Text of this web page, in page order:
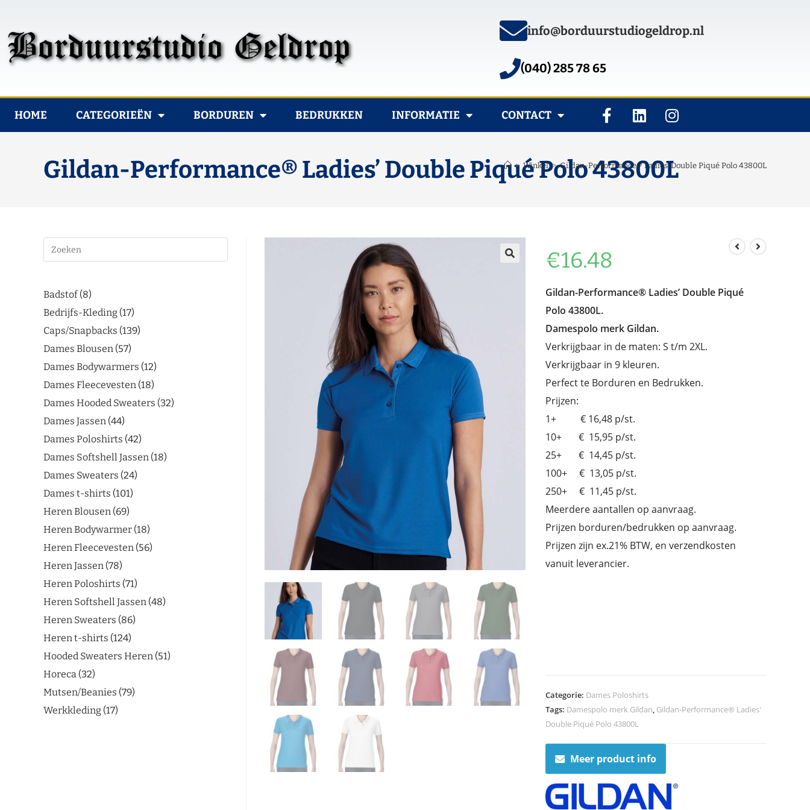
info@borduurstudiogeldrop.nl
(040) 285 78 65
HOME CATEGORIEËN BORDUREN BEDRUKKEN INFORMATIE CONTACT
Gildan-Performance® Ladies’ Double Piqué Polo 43800L
> Winkel > Gildan-Performance® Ladies’ Double Piqué Polo 43800L
€16.48
Gildan-Performance® Ladies’ Double Piqué
Polo 43800L.
Damespolo merk Gildan.
Verkrijgbaar in de maten: S t/m 2XL.
Verkrijgbaar in 9 kleuren.
Perfect te Borduren en Bedrukken.
Prijzen:
1+ € 16,48 p/st.
10+ € 15,95 p/st.
25+ € 14,45 p/st.
100+ € 13,05 p/st.
250+ € 11,45 p/st.
Meerdere aantallen op aanvraag.
Prijzen borduren/bedrukken op aanvraag.
Prijzen zijn ex.21% BTW, en verzendkosten
vanuit leverancier.
Categorie: Dames Poloshirts
Tags: Damespolo merk Gildan, Gildan-Performance® Ladies'
Double Piqué Polo 43800L
Meer product info
Badstof 8
Bedrijfs-Kleding 17
Caps/Snapbacks 139
Dames Blousen 57
Dames Bodywarmers 12
Dames Fleecevesten 18
Dames Hooded Sweaters 32
Dames Jassen 44
Dames Poloshirts 42
Dames Softshell Jassen 18
Dames Sweaters 24
Dames t-shirts 101
Heren Blousen 69
Heren Bodywarmer 18
Heren Fleecevesten 56
Heren Jassen 78
Heren Poloshirts 71
Heren Softshell Jassen 48
Heren Sweaters 86
Heren t-shirts 124
Hooded Sweaters Heren 51
Horeca 32
Mutsen/Beanies 79
Werkkleding 17